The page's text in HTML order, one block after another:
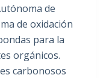
de
de oxidación
para la
orgánicos.
carbonosos